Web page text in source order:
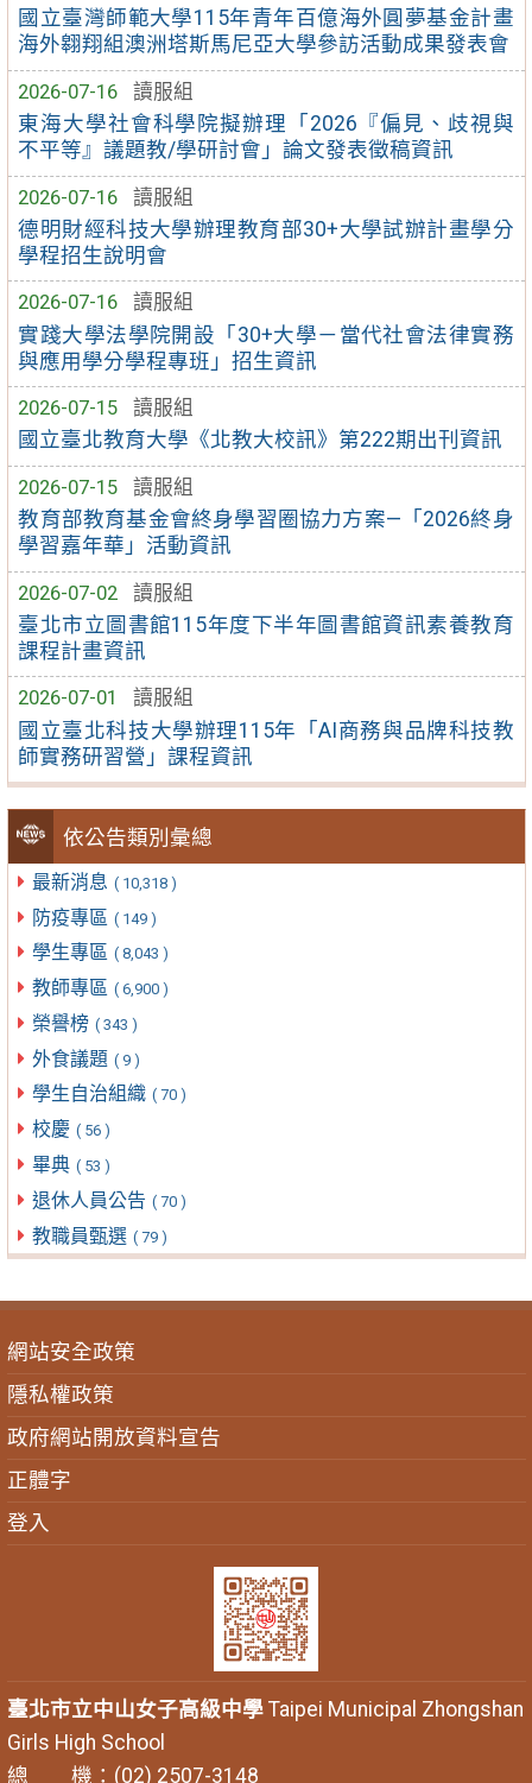
國立臺灣師範大學115年青年百億海外圓夢基金計畫
海外翱翔組澳洲塔斯馬尼亞大學參訪活動成果發表會
2026-07-16
讀服組
東海大學社會科學院擬辦理「2026『偏見、歧視與
不平等』議題教/學研討會」論文發表徵稿資訊
2026-07-16
讀服組
德明財經科技大學辦理教育部30+大學試辦計畫學分
學程招生說明會
2026-07-16
讀服組
實踐大學法學院開設「30+大學－當代社會法律實務
與應用學分學程專班」招生資訊
2026-07-15
讀服組
國立臺北教育大學《北教大校訊》第222期出刊資訊
2026-07-15
讀服組
教育部教育基金會終身學習圈協力方案—「2026終身
學習嘉年華」活動資訊
2026-07-02
讀服組
臺北市立圖書館115年度下半年圖書館資訊素養教育
課程計畫資訊
2026-07-01
讀服組
國立臺北科技大學辦理115年「AI商務與品牌科技教
師實務研習營」課程資訊
依公告類別彙總
最新消息 ( 10,318 )
防疫專區 ( 149 )
學生專區 ( 8,043 )
教師專區 ( 6,900 )
榮譽榜 ( 343 )
外食議題 ( 9 )
學生自治組織 ( 70 )
校慶 ( 56 )
畢典 ( 53 )
退休人員公告 ( 70 )
教職員甄選 ( 79 )
網站安全政策
隱私權政策
政府網站開放資料宣告
正體字
登入
臺北市立中山女子高級中學Taipei Municipal Zhongshan
Girls High School
總 機：(02) 2507-3148